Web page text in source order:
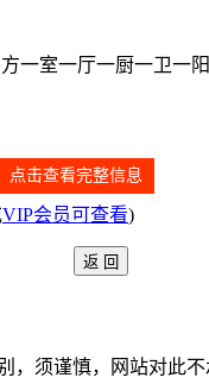
一室一厅一厨一卫一
点击查看完整信息
VIP会员可查看)
，须谨慎，网站对此